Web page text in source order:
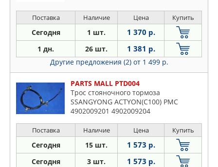
Поставка Наличие Цена Купить
Сегодня 1 шт. 1 370 р.
1 дн. 26 шт. 1 381 р.
Другие предложения (2) от 1 499 р.
PARTS MALL PTD004
Трос стояночного тормоза
SSANGYONG ACTYON(C100) PMC
4902009201 4902009204
Поставка Наличие Цена Купить
Сегодня 15 шт. 1 573 р.
Сегодня 3 шт. 1 573 р.